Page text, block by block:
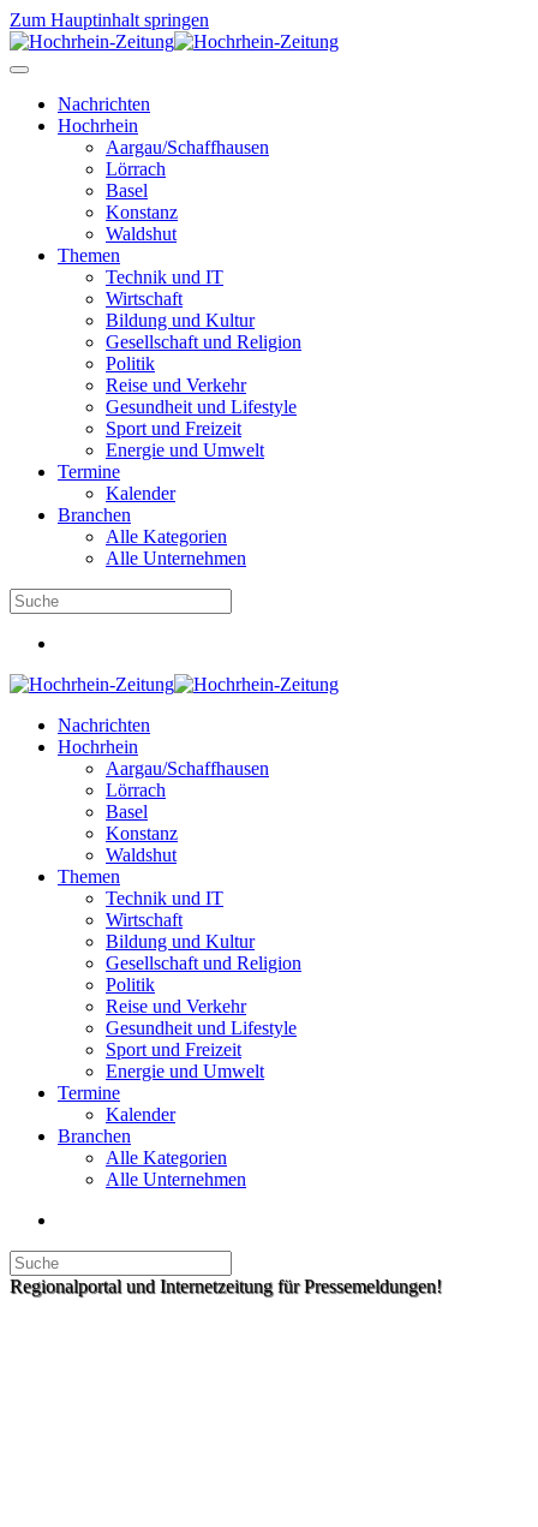
Zum Hauptinhalt springen
Nachrichten
Hochrhein
Aargau/Schaffhausen
Lörrach
Basel
Konstanz
Waldshut
Themen
Technik und IT
Wirtschaft
Bildung und Kultur
Gesellschaft und Religion
Politik
Reise und Verkehr
Gesundheit und Lifestyle
Sport und Freizeit
Energie und Umwelt
Termine
Kalender
Branchen
Alle Kategorien
Alle Unternehmen
Nachrichten
Hochrhein
Aargau/Schaffhausen
Lörrach
Basel
Konstanz
Waldshut
Themen
Technik und IT
Wirtschaft
Bildung und Kultur
Gesellschaft und Religion
Politik
Reise und Verkehr
Gesundheit und Lifestyle
Sport und Freizeit
Energie und Umwelt
Termine
Kalender
Branchen
Alle Kategorien
Alle Unternehmen
Regionalportal und Internetzeitung für Pressemeldungen!